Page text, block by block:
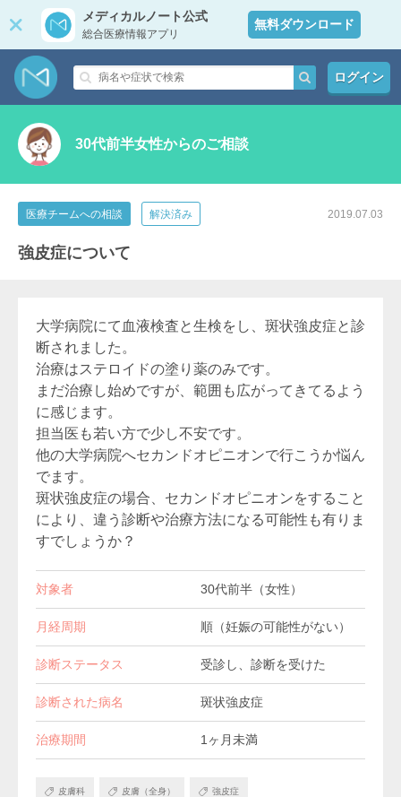
メディカルノート公式
総合医療情報アプリ
無料ダウンロード
ログイン
30代前半女性からのご相談
医療チームへの相談 解決済み 2019.07.03
強皮症について
大学病院にて血液検査と生検をし、斑状強皮症と診
断されました。
治療はステロイドの塗り薬のみです。
まだ治療し始めですが、範囲も広がってきてるよう
に感じます。
担当医も若い方で少し不安です。
他の大学病院へセカンドオピニオンで行こうか悩ん
でます。
斑状強皮症の場合、セカンドオピニオンをすること
により、違う診断や治療方法になる可能性も有りま
すでしょうか？
対象者 30代前半（女性）
月経周期 順（妊娠の可能性がない）
診断ステータス 受診し、診断を受けた
診断された病名 斑状強皮症
治療期間 1ヶ月未満
皮膚科 皮膚（全身） 強皮症